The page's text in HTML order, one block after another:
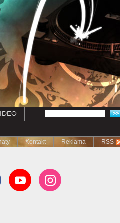
Kontakt Reklama RSS